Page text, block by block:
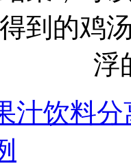
到的鸡
浮
汁饮料